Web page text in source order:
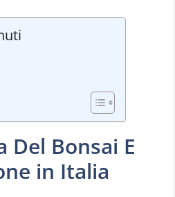
Del Bonsai E
in Italia